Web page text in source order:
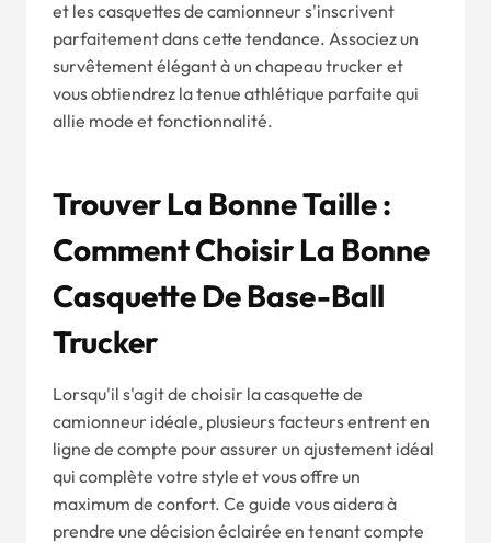
et les casquettes de camionneur s'inscrivent
parfaitement dans cette tendance. Associez un
survêtement élégant à un chapeau trucker et
vous obtiendrez la tenue athlétique parfaite qui
allie mode et fonctionnalité.
Trouver La Bonne Taille :
Comment Choisir La Bonne
Casquette De Base-Ball
Trucker
Lorsqu'il s'agit de choisir la casquette de
camionneur idéale, plusieurs facteurs entrent en
ligne de compte pour assurer un ajustement idéal
qui complète votre style et vous offre un
maximum de confort. Ce guide vous aidera à
prendre une décision éclairée en tenant compte